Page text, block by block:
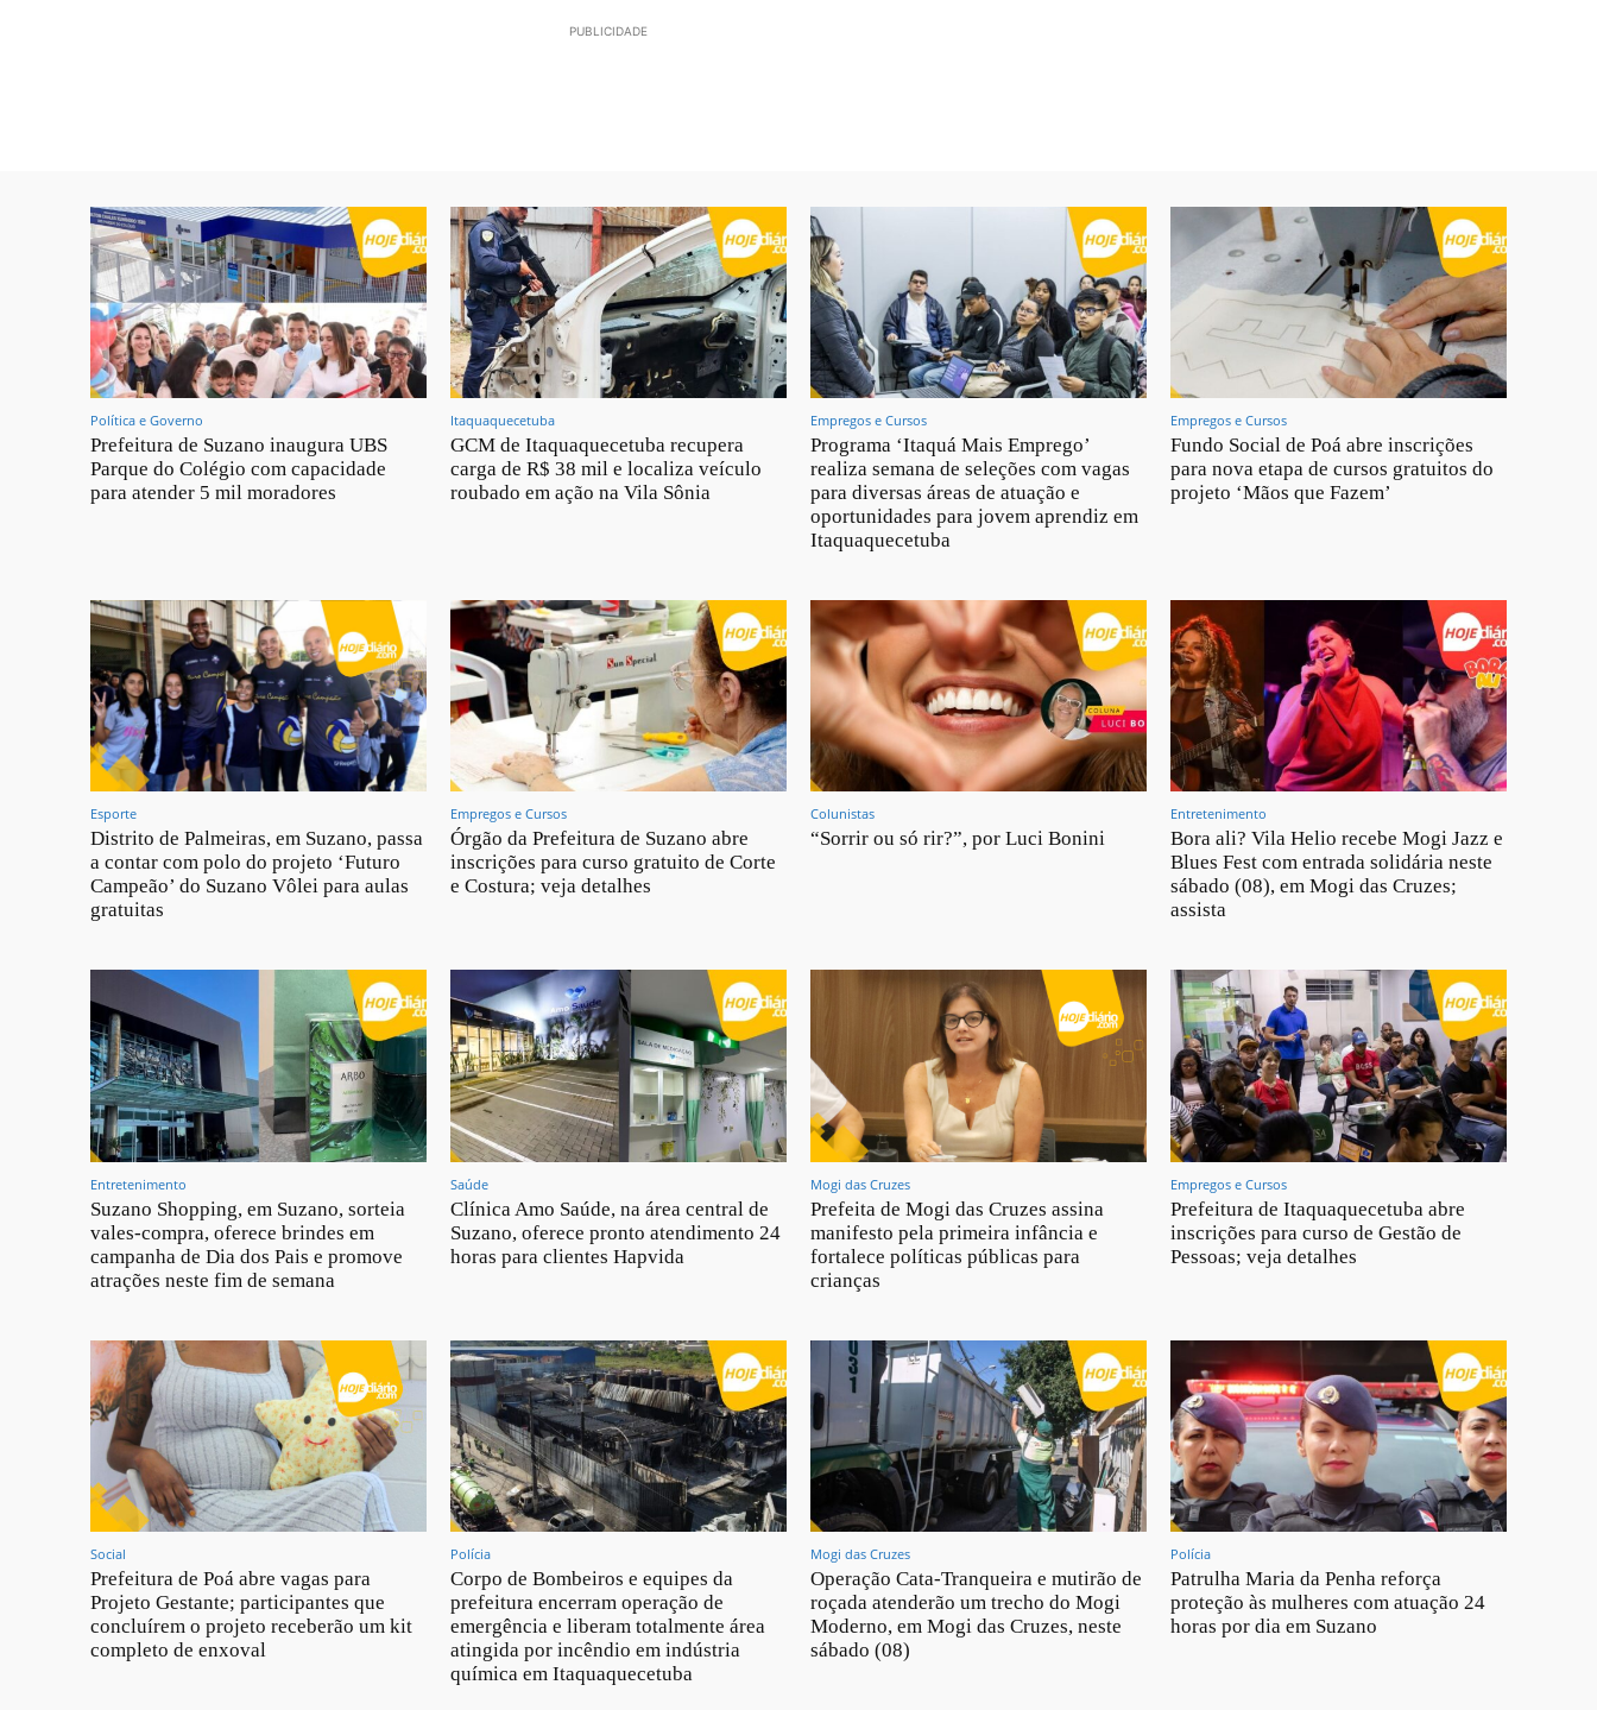
PUBLICIDADE
Política e Governo
Prefeitura de Suzano inaugura UBS
Parque do Colégio com capacidade
para atender 5 mil moradores
Itaquaquecetuba
GCM de Itaquaquecetuba recupera
carga de R$ 38 mil e localiza veículo
roubado em ação na Vila Sônia
Empregos e Cursos
Programa ‘Itaquá Mais Emprego’
realiza semana de seleções com vagas
para diversas áreas de atuação e
oportunidades para jovem aprendiz em
Itaquaquecetuba
Empregos e Cursos
Fundo Social de Poá abre inscrições
para nova etapa de cursos gratuitos do
projeto ‘Mãos que Fazem’
Esporte
Distrito de Palmeiras, em Suzano, passa
a contar com polo do projeto ‘Futuro
Campeão’ do Suzano Vôlei para aulas
gratuitas
Empregos e Cursos
Órgão da Prefeitura de Suzano abre
inscrições para curso gratuito de Corte
e Costura; veja detalhes
Colunistas
“Sorrir ou só rir?”, por Luci Bonini
Entretenimento
Bora ali? Vila Helio recebe Mogi Jazz e
Blues Fest com entrada solidária neste
sábado (08), em Mogi das Cruzes;
assista
Entretenimento
Suzano Shopping, em Suzano, sorteia
vales-compra, oferece brindes em
campanha de Dia dos Pais e promove
atrações neste fim de semana
Saúde
Clínica Amo Saúde, na área central de
Suzano, oferece pronto atendimento 24
horas para clientes Hapvida
Mogi das Cruzes
Prefeita de Mogi das Cruzes assina
manifesto pela primeira infância e
fortalece políticas públicas para
crianças
Empregos e Cursos
Prefeitura de Itaquaquecetuba abre
inscrições para curso de Gestão de
Pessoas; veja detalhes
Social
Prefeitura de Poá abre vagas para
Projeto Gestante; participantes que
concluírem o projeto receberão um kit
completo de enxoval
Polícia
Corpo de Bombeiros e equipes da
prefeitura encerram operação de
emergência e liberam totalmente área
atingida por incêndio em indústria
química em Itaquaquecetuba
Mogi das Cruzes
Operação Cata-Tranqueira e mutirão de
roçada atenderão um trecho do Mogi
Moderno, em Mogi das Cruzes, neste
sábado (08)
Polícia
Patrulha Maria da Penha reforça
proteção às mulheres com atuação 24
horas por dia em Suzano